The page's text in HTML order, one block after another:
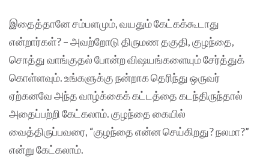
இதைத்தானே சம்பளமும், வயதும் கேட்கக்கூடாது
என்றார்கள்? – அவற்றோடு திருமண தகுதி, குழந்தை,
சொத்து வாங்குதல் போன்ற விஷயங்களையும் சேர்த்துக்
கொள்ளவும். உங்களுக்கு நன்றாக தெரிந்து ஒருவர்
ஏற்கனவே அந்த வாழ்க்கைக் கட்டத்தை கடந்திருந்தால்
அதைப்பற்றி கேட்கலாம். குழந்தை கையில்
வைத்திருப்பவரை, “குழந்தை என்ன செய்கிறது? நலமா?”
என்று கேட்கலாம்.